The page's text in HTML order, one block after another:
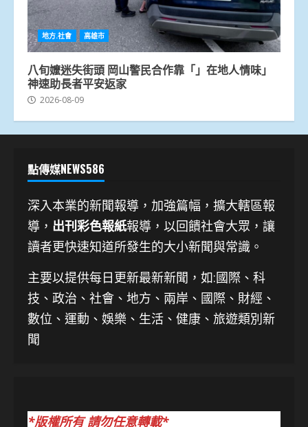
地方.社會 高雄市
八旬嬤迷失街頭 岡山警民合作靠「」在地人情味」
神速助長者平安返家
2026-08-09
點傳媒NEWS586
深入本業的新聞報導，加強篇幅，擴大轄區報
導， 出刊彩色報紙報導，以回饋社會大眾，讓
讀者更快速知道所發生的大小新聞與常識。
主要以提供每日更新最新新聞 ，如:國際、科
技、 政治、社會、地方、兩岸、國際、財經、
數位、運動、娛樂、生活、健康、旅遊類別新
聞
*版權所有 請勿任意轉載*